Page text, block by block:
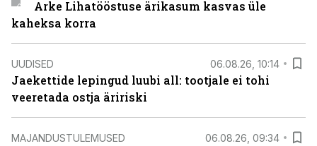
Arke Lihatööstuse ärikasum kasvas üle
kaheksa korra
UUDISED 06.08.26, 10:14
Jaekettide lepingud luubi all: tootjale ei tohi
veeretada ostja äririski
MAJANDUSTULEMUSED 06.08.26, 09:34